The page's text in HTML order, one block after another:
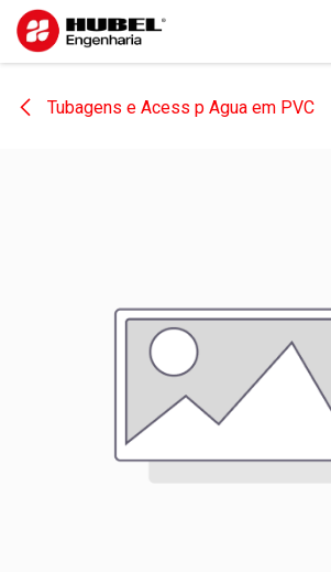
Pular para o conteúdo
Tubagens e Acess p Agua em PVC